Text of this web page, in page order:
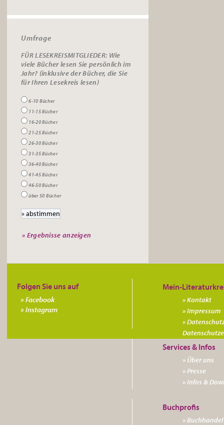
Umfrage
FÜR LESEKREISMITGLIEDER: Wie
viele Bücher lesen Sie persönlich im
Jahr? (inklusive der Bücher, die Sie
für Ihren Lesekreis lesen)
6-10 Bücher
11-15 Bücher
16-20 Bücher
21-25 Bücher
26-30 Bücher
31-35 Bücher
36-40 Bücher
41-45 Bücher
46-50 Bücher
über 50 Bücher
» Ergebnisse anzeigen
Kontakt
Impressum
Über uns
Presse
Infos &
Folgen Sie uns auf
Facebook
Instagram